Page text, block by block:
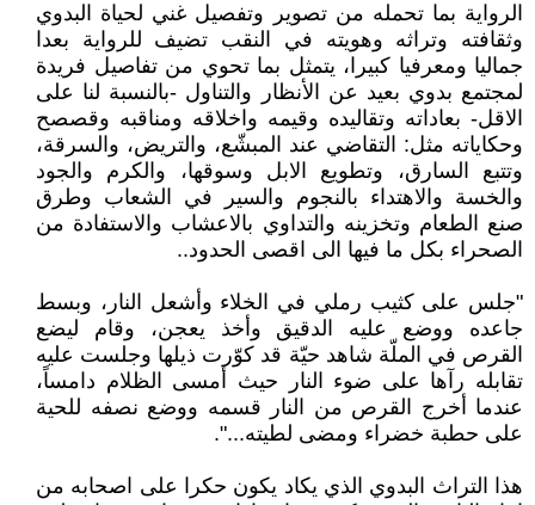
الرواية بما تحمله من تصوير وتفصيل غني لحياة البدوي
وثقافته وتراثه وهويته في النقب تضيف للرواية بعدا
جماليا ومعرفيا كبيرا، يتمثل بما تحوي من تفاصيل فريدة
لمجتمع بدوي بعيد عن الأنظار والتناول -بالنسبة لنا على
الاقل- بعاداته وتقاليده وقيمه واخلاقه ومناقبه وقصصح
وحكاياته مثل: التقاضي عند المبشّع، والتريض، والسرقة،
وتتبع السارق، وتطويع الابل وسوقها، والكرم والجود
والخسة والاهتداء بالنجوم والسير في الشعاب وطرق
صنع الطعام وتخزينه والتداوي بالاعشاب والاستفادة من
الصحراء بكل ما فيها الى اقصى الحدود..
"جلس على كثيب رملي في الخلاء وأشعل النار، وبسط
جاعده ووضع عليه الدقيق وأخذ يعجن، وقام ليضع
القرص في الملّة شاهد حيّة قد كوّرت ذيلها وجلست عليه
تقابله رآها على ضوء النار حيث أمسى الظلام دامساً،
عندما أخرج القرص من النار قسمه ووضع نصفه للحية
على حطبة خضراء ومضى لطيته...".
هذا التراث البدوي الذي يكاد يكون حكرا على اصحابه من